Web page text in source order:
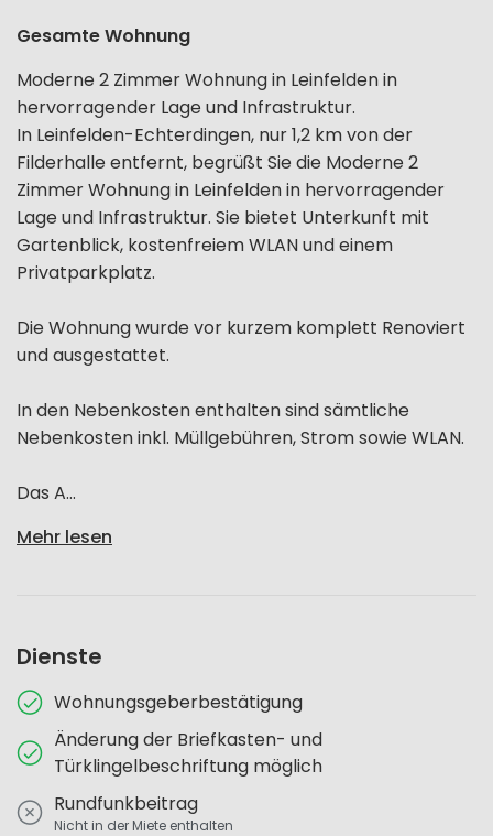
Gesamte Wohnung
Moderne 2 Zimmer Wohnung in Leinfelden in
hervorragender Lage und Infrastruktur.
In Leinfelden-Echterdingen, nur 1,2 km von der
Filderhalle entfernt, begrüßt Sie die Moderne 2
Zimmer Wohnung in Leinfelden in hervorragender
Lage und Infrastruktur. Sie bietet Unterkunft mit
Gartenblick, kostenfreiem WLAN und einem
Privatparkplatz.
Die Wohnung wurde vor kurzem komplett Renoviert
und ausgestattet.
In den Nebenkosten enthalten sind sämtliche
Nebenkosten inkl. Müllgebühren, Strom sowie WLAN.
Das A...
Mehr lesen
Dienste
Wohnungsgeberbestätigung
Änderung der Briefkasten- und
Türklingelbeschriftung möglich
Rundfunkbeitrag
Nicht in der Miete enthalten